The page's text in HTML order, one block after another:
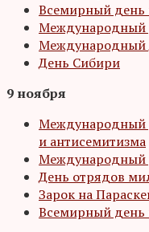
Всемирный день
Международный
Международный
День Сибири
9 ноября
Международный
и антисемитизма
Международный
День отрядов
Зарок на
Всемирный день